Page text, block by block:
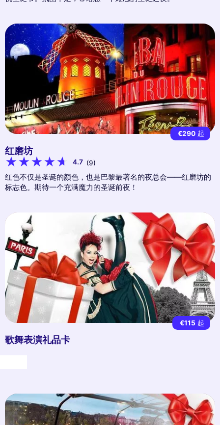
€290 起
红磨坊
4.7 (9)
红色不仅是圣诞的颜色，也是巴黎最著名的夜总会——红磨坊的
标志色。期待一个充满魔力的圣诞前夜！
€115 起
歌舞表演礼品卡